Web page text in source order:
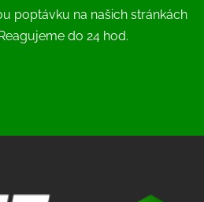
poptávku na našich stránkách
do 24 hod.